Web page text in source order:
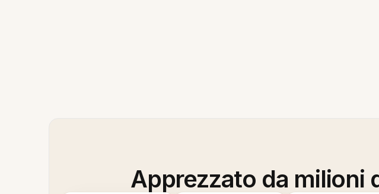
Apprezzato da milioni